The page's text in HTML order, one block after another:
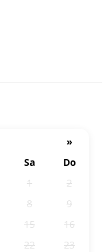
»
Sa
Do
1
2
8
9
15
16
22
23